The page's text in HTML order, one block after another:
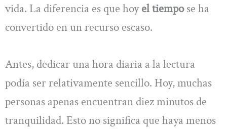
vida. La diferencia es que hoyel tiempose ha
convertido en un recurso escaso.
Antes, dedicar una hora diaria a la lectura
podía ser relativamente sencillo. Hoy, muchas
personas apenas encuentran diez minutos de
tranquilidad. Esto no significa que haya menos